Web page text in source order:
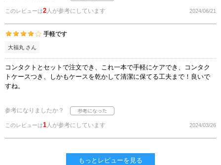
このレビューは2 人が参考にしています 2024/06/21
手軽です
大福丸 さん
コンタクトとセットで注文でき、これ一本で手軽にケアでき、コンタク
トケースつき、しかもケースを乾かして清潔に保てる工夫まで！良いで
すね。
参考になりましたか？
このレビューは1 人が参考にしています 2024/03/26
もっとレビューを見る